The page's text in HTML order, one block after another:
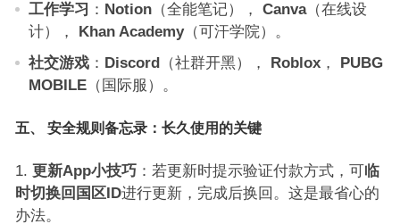
工作学习
： Notion（全能笔记）， Canva（在线设
计）， Khan Academy（可汗学院）。
社交游戏： Discord（社群开黑）， Roblox， PUBG
MOBILE（国际服）。
五、 安全规则备忘录：长久使用的关键
更新App小技巧：若更新时提示验证付款方式，可临
时切换回国区ID进行更新，完成后换回。这是最省心的
办法。